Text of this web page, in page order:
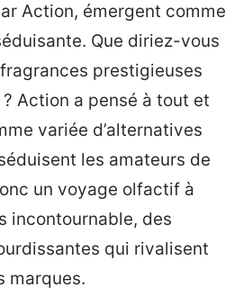
Action, émergent comme
Que diriez-vous
prestigieuses
Action a pensé à tout et
variée d’alternatives
les amateurs de
un voyage olfactif à
incontournable, des
qui rivalisent
marques.